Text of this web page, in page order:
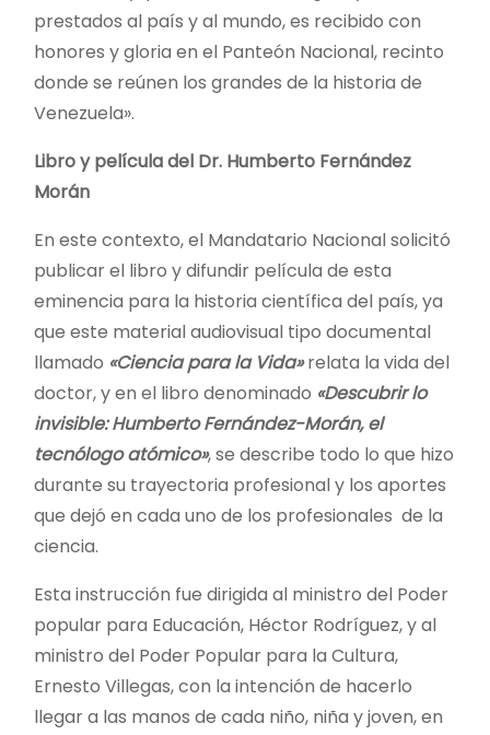
prestados al país y al mundo, es recibido con
honores y gloria en el Panteón Nacional, recinto
donde se reúnen los grandes de la historia de
Venezuela».
Libro y película del Dr. Humberto Fernández
Morán
En este contexto, el Mandatario Nacional solicitó
publicar el libro y difundir película de esta
eminencia para la historia científica del país, ya
que este material audiovisual tipo documental
llamado «Ciencia para la Vida»relata la vida del
doctor, y en el libro denominado «Descubrir lo
invisible: Humberto Fernández-Morán, el
tecnólogo atómico», se describe todo lo que hizo
durante su trayectoria profesional y los aportes
que dejó en cada uno de los profesionales de la
ciencia.
Esta instrucción fue dirigida al ministro del Poder
popular para Educación, Héctor Rodríguez, y al
ministro del Poder Popular para la Cultura,
Ernesto Villegas, con la intención de hacerlo
llegar a las manos de cada niño, niña y joven, en